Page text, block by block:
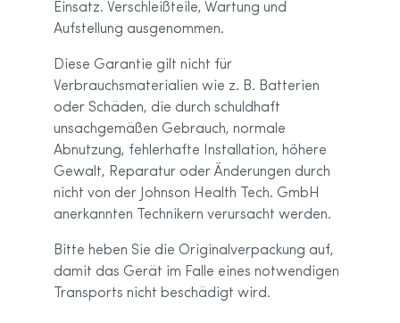
Einsatz. Verschleißteile, Wartung und
Aufstellung ausgenommen.
Diese Garantie gilt nicht für
Verbrauchsmaterialien wie z. B. Batterien
oder Schäden, die durch schuldhaft
unsachgemäßen Gebrauch, normale
Abnutzung, fehlerhafte Installation, höhere
Gewalt, Reparatur oder Änderungen durch
nicht von der Johnson Health Tech. GmbH
anerkannten Technikern verursacht werden.
Bitte heben Sie die Originalverpackung auf,
damit das Gerät im Falle eines notwendigen
Transports nicht beschädigt wird.